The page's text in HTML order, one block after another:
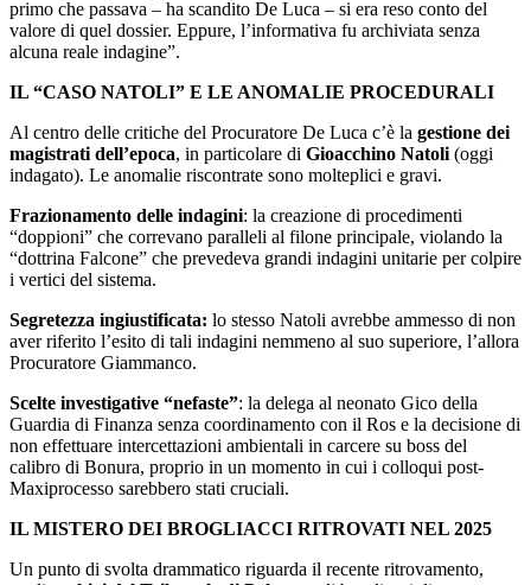
primo che passava ‒ ha scandito De Luca ‒ si era reso conto del
valore di quel dossier. Eppure, l’informativa fu archiviata senza
alcuna reale indagine”.
IL “CASO NATOLI” E LE ANOMALIE PROCEDURALI
​Al centro delle critiche del Procuratore De Luca c’è la gestione dei
magistrati dell’epoca, in particolare di Gioacchino Natoli (oggi
indagato). Le anomalie riscontrate sono molteplici e gravi.
Frazionamento delle indagini: la creazione di procedimenti
“doppioni” che correvano paralleli al filone principale, violando la
“dottrina Falcone” che prevedeva grandi indagini unitarie per colpire
i vertici del sistema.
Segretezza ingiustificata: lo stesso Natoli avrebbe ammesso di non
aver riferito l’esito di tali indagini nemmeno al suo superiore, l’allora
Procuratore Giammanco.
Scelte investigative “nefaste”: la delega al neonato Gico della
Guardia di Finanza senza coordinamento con il Ros e la decisione di
non effettuare intercettazioni ambientali in carcere su boss del
calibro di Bonura, proprio in un momento in cui i colloqui post-
Maxiprocesso sarebbero stati cruciali.
IL MISTERO DEI BROGLIACCI RITROVATI NEL 2025
​Un punto di svolta drammatico riguarda il recente ritrovamento,